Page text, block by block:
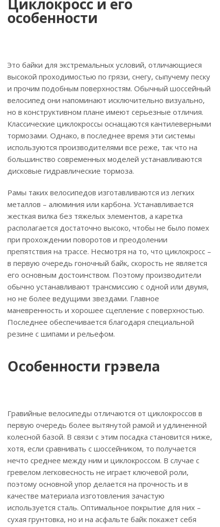
Циклокросс и его
особенности
Это байки для экстремальных условий, отличающиеся
высокой проходимостью по грязи, снегу, сыпучему песку
и прочим подобным поверхностям. Обычный шоссейный
велосипед они напоминают исключительно визуально,
но в конструктивном плане имеют серьезные отличия.
Классические циклокроссы оснащаются кантилеверными
тормозами. Однако, в последнее время эти системы
используются производителями все реже, так что на
большинство современных моделей устанавливаются
дисковые гидравлические тормоза.
Рамы таких велосипедов изготавливаются из легких
металлов – алюминия или карбона. Устанавливается
жесткая вилка без тяжелых элементов, а каретка
располагается достаточно высоко, чтобы не было помех
при прохождении поворотов и преодолении
препятствия на трассе. Несмотря на то, что циклокросс –
в первую очередь гоночный байк, скорость не является
его основным достоинством. Поэтому производители
обычно устанавливают трансмиссию с одной или двумя,
но не более ведущими звездами. Главное
маневренность и хорошее сцепление с поверхностью.
Последнее обеспечивается благодаря специальной
резине с шипами и рельефом.
Особенности грэвела
Гравийные велосипеды отличаются от циклокроссов в
первую очередь более вытянутой рамой и удлиненной
колесной базой. В связи с этим посадка становится ниже,
хотя, если сравнивать с шоссейником, то получается
нечто среднее между ним и циклокроссом. В случае с
гревелом легковесность не играет ключевой роли,
поэтому основной упор делается на прочность и в
качестве материала изготовления зачастую
используется сталь. Оптимальное покрытие для них –
сухая грунтовка, но и на асфальте байк покажет себя